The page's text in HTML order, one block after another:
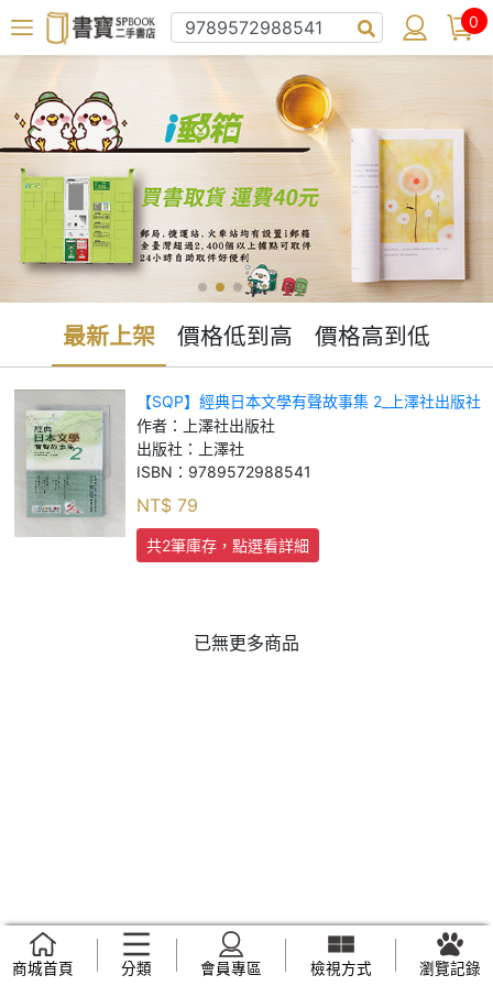
0
最新上架 價格低到高 價格高到低
【SQP】經典日本文學有聲故事集 2_上澤社出版社
作者：
上澤社出版社
出版社：
上澤社
ISBN： 9789572988541
NT$ 79
共2筆庫存，點選看詳細
已無更多商品
商城首頁 分類 會員專區 檢視方式 瀏覽記錄